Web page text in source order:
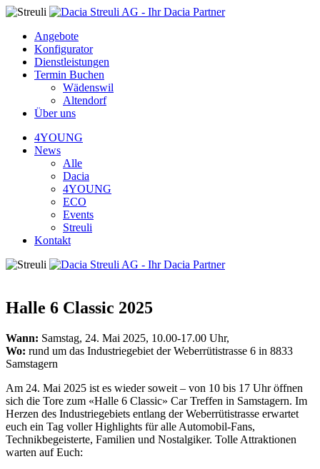
Angebote
Konfigurator
Dienstleistungen
Termin Buchen
Wädenswil
Altendorf
Über uns
4YOUNG
News
Alle
Dacia
4YOUNG
ECO
Events
Streuli
Kontakt
Halle 6 Classic 2025
Wann: Samstag, 24. Mai 2025, 10.00-17.00 Uhr,
Wo: rund um das Industriegebiet der Weberrütistrasse 6 in 8833
Samstagern
Am 24. Mai 2025 ist es wieder soweit – von 10 bis 17 Uhr öffnen
sich die Tore zum «Halle 6 Classic» Car Treffen in Samstagern. Im
Herzen des Industriegebiets entlang der Weberrütistrasse erwartet
euch ein Tag voller Highlights für alle Automobil-Fans,
Technikbegeisterte, Familien und Nostalgiker. Tolle Attraktionen
warten auf Euch: